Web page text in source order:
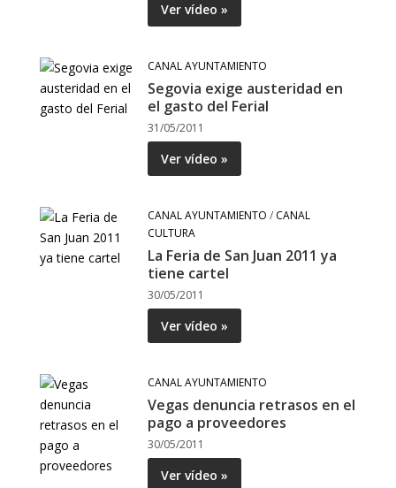
Ver vídeo »
CANAL AYUNTAMIENTO
Segovia exige austeridad en
el gasto del Ferial
31/05/2011
Ver vídeo »
CANAL AYUNTAMIENTO / CANAL
CULTURA
La Feria de San Juan 2011 ya
tiene cartel
30/05/2011
Ver vídeo »
CANAL AYUNTAMIENTO
Vegas denuncia retrasos en el
pago a proveedores
30/05/2011
Ver vídeo »